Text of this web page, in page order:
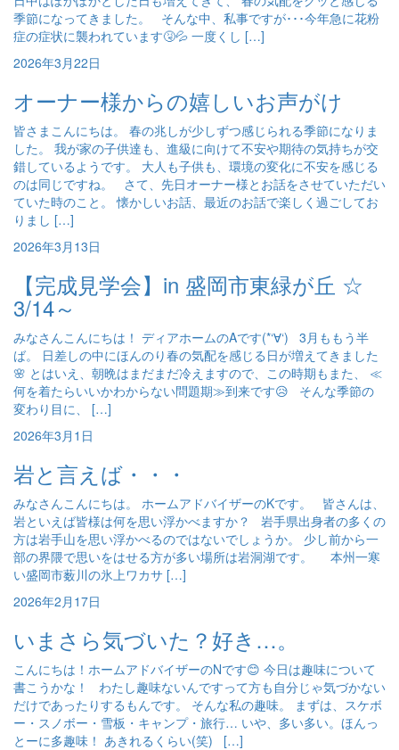
季節になってきました。 そんな中、私事ですが･･･今年急に花粉
症の症状に襲われています🤧💦 一度くし […]
2026年3月22日
オーナー様からの嬉しいお声がけ
皆さまこんにちは。 春の兆しが少しずつ感じられる季節になりま
した。 我が家の子供達も、進級に向けて不安や期待の気持ちが交
錯しているようです。 大人も子供も、環境の変化に不安を感じる
のは同じですね。 さて、先日オーナー様とお話をさせていただい
ていた時のこと。 懐かしいお話、最近のお話で楽しく過ごしてお
りまし […]
2026年3月13日
【完成見学会】in 盛岡市東緑が丘 ☆
3/14～
みなさんこんにちは！ ディアホームのAです(*‘∀‘) 3月ももう半
ば。 日差しの中にほんのり春の気配を感じる日が増えてきました
🌸 とはいえ、朝晩はまだまだ冷えますので、この時期もまた、 ≪
何を着たらいいかわからない問題期≫到来です😥 そんな季節の
変わり目に、 […]
2026年3月1日
岩と言えば・・・
みなさんこんにちは。 ホームアドバイザーのKです。 皆さんは、
岩といえば皆様は何を思い浮かべますか？ 岩手県出身者の多くの
方は岩手山を思い浮かべるのではないでしょうか。 少し前から一
部の界隈で思いをはせる方が多い場所は岩洞湖です。 本州一寒
い盛岡市薮川の氷上ワカサ […]
2026年2月17日
いまさら気づいた？好き…。
こんにちは！ホームアドバイザーのNです😊 今日は趣味について
書こうかな！ わたし趣味ないんですって方も自分じゃ気づかない
だけであったりするもんです。 そんな私の趣味。 まずは、スケボ
ー・スノボー・雪板・キャンプ・旅行… いや、多い多い。ほんっ
とーに多趣味！ あきれるくらい(笑) […]